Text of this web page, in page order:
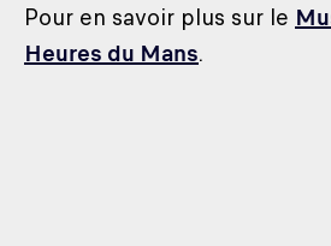
Pour en savoir plus sur le
Heures du Mans.